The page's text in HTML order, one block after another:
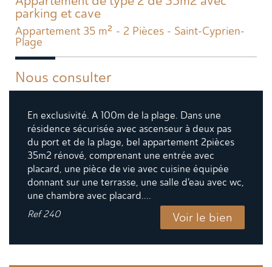
parking et cave
Appartement 35 m² - 2 Pièces - Saint-Cyprien-
Plage
Nous consulter
En exclusivité. A 100m de la plage. Dans une
résidence sécurisée avec ascenseur à deux pas
du port et de la plage, bel appartement 2pièces
35m2 rénové, comprenant une entrée avec
placard, une pièce de vie avec cuisine équipée
donnant sur une terrasse, une salle d'eau avec wc,
une chambre avec placard....
Ref240 Voir le bien